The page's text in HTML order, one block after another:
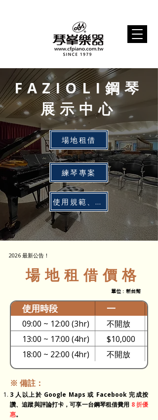
FAZIOLI鋼琴
展示中心
場地租借
練琴專案
使用規範、取消及變更
2026 最新公告！
場地租借價格
單位：新台幣
使用時段 一
09:00 ~ 12:00 (3hr) 不開放
13:00 ~ 17:00 (4hr)
$10,000
18:00 ~ 22:00 (4hr)
不開放
※ 備註：
3 人以上於 Google Maps 或 Facebook 完成按
讚、追蹤與評論打卡，可享一台鋼琴租借費用 8 折優
惠。